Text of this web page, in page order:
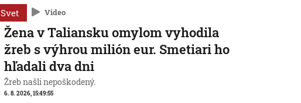
Svet Video
Žena v Taliansku omylom vyhodila
žreb s výhrou milión eur. Smetiari ho
hľadali dva dni
Žreb našli nepoškodený.
6. 8. 2026, 15:49:55